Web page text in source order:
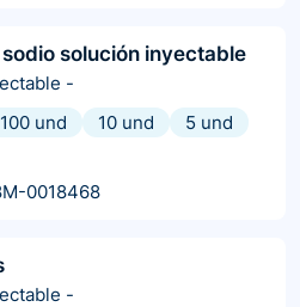
solución inyectable
-
100 und 10 und
5 und
0018468
-